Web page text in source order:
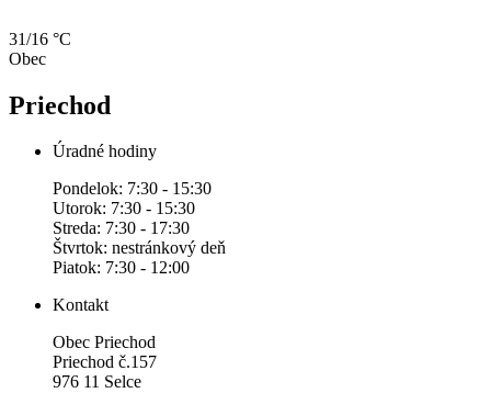
31/16 °C
Obec
Priechod
Úradné hodiny
Pondelok: 7:30 - 15:30
Utorok: 7:30 - 15:30
Streda: 7:30 - 17:30
Štvrtok: nestránkový deň
Piatok: 7:30 - 12:00
Kontakt
Obec Priechod
Priechod č.157
976 11 Selce